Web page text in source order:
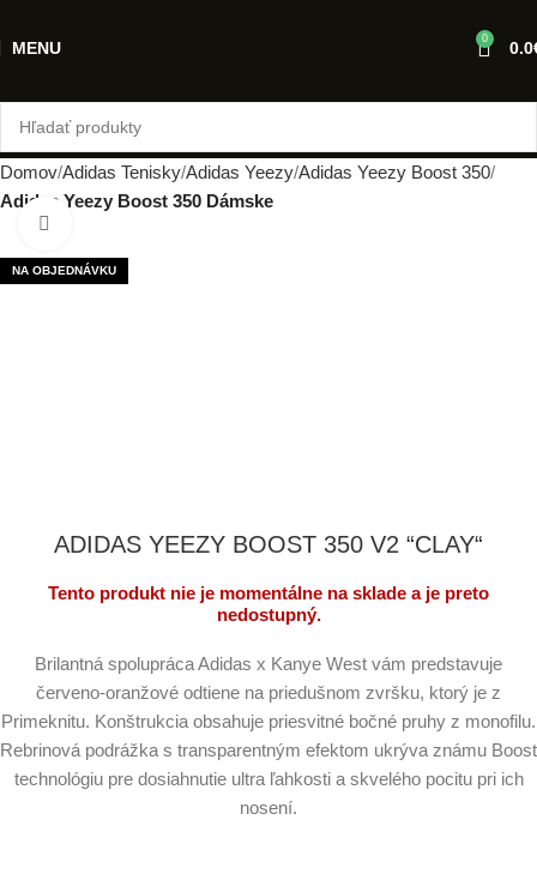
MENU 0 0.0
Domov Adidas Tenisky Adidas Yeezy Adidas Yeezy Boost 350
Adidas Yeezy Boost 350 Dámske
NA OBJEDNÁVKU
ADIDAS YEEZY BOOST 350 V2 “CLAY“
Tento produkt nie je momentálne na sklade a je preto
nedostupný.
Brilantná spolupráca Adidas x Kanye West vám predstavuje
červeno-oranžové odtiene na priedušnom zvršku, ktorý je z
Primeknitu. Konštrukcia obsahuje priesvitné bočné pruhy z monofilu.
Rebrinová podrážka s transparentným efektom ukrýva známu Boost
technológiu pre dosiahnutie ultra ľahkosti a skvelého pocitu pri ich
nosení.